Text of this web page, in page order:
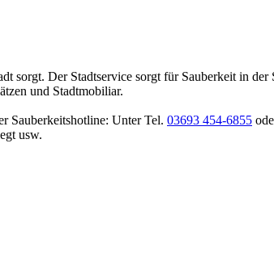
sorgt. Der Stadtservice sorgt für Sauberkeit in
und Stadtmobiliar.
Sauberkeitshotline: Unter Tel. 03693 454-6855
usw.